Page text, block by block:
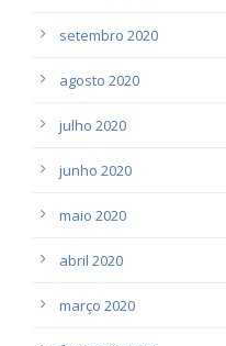
setembro 2020
agosto 2020
julho 2020
junho 2020
maio 2020
abril 2020
março 2020